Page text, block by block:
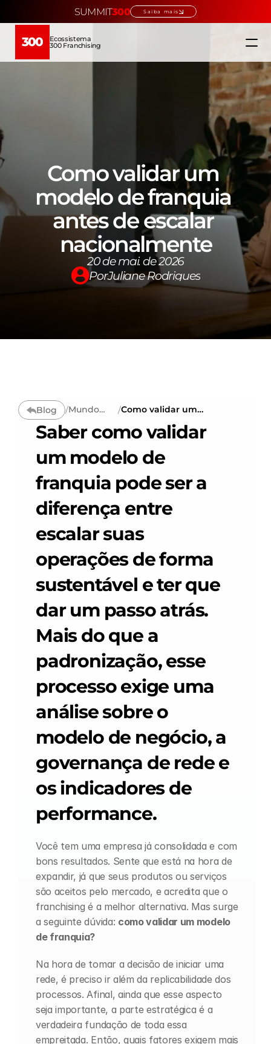
300 Ecossistema
300 Franchising
Changelog
Pricing
Verticais →
Escolha sua franquia
Educação →
COMMUNITY
Events
Experts
About
Como validar um
modelo de franquia
antes de escalar
nacionalmente
20 de mai. de 2026
PorJuliane Rodrigues
Blog /Mundo
o
/Como validar um
franquia antes de
escalar
nacionalmente
Saber como validar
um modelo de
franquia pode ser a
diferença entre
escalar suas
operações de forma
sustentável e ter que
dar um passo atrás.
Mais do que a
padronização, esse
processo exige uma
análise sobre o
modelo de negócio, a
governança de rede e
os indicadores de
performance.
Você tem uma empresa já consolidada e com
bons resultados. Sente que está na hora de
expandir, já que seus produtos ou serviços
são aceitos pelo mercado, e acredita que o
franchising é a melhor alternativa. Mas surge
a seguinte dúvida: como validar um modelo
de franquia?
Na hora de tomar a decisão de iniciar uma
rede, é preciso ir além da replicabilidade dos
processos. Afinal, ainda que esse aspecto
seja importante, a parte estratégica é a
verdadeira fundação de toda essa
empreitada. Então, quais fatores exigem mais
SUMMIT300 Saiba mais